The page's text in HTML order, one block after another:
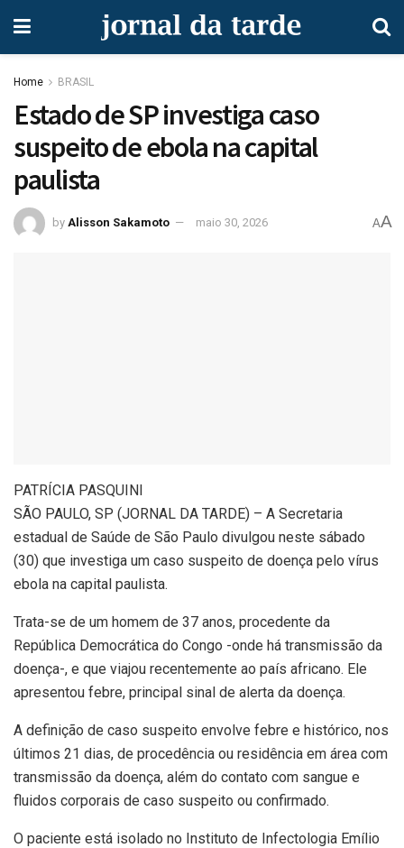
Home BRASIL
Estado de SP investiga caso
suspeito de ebola na capital
paulista
by Alisson Sakamoto maio 30, 2026 AA
PATRÍCIA PASQUINI
SÃO PAULO, SP (JORNAL DA TARDE) – A Secretaria
estadual de Saúde de São Paulo divulgou neste sábado
(30) que investiga um caso suspeito de doença pelo vírus
ebola na capital paulista.
Trata-se de um homem de 37 anos, procedente da
República Democrática do Congo -onde há transmissão da
doença-, e que viajou recentemente ao país africano. Ele
apresentou febre, principal sinal de alerta da doença.
A definição de caso suspeito envolve febre e histórico, nos
últimos 21 dias, de procedência ou residência em área com
transmissão da doença, além do contato com sangue e
fluidos corporais de caso suspeito ou confirmado.
O paciente está isolado no Instituto de Infectologia Emílio